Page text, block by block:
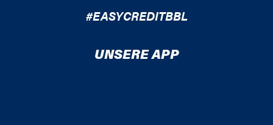
#EASYCREDITBBL
UNSERE APP